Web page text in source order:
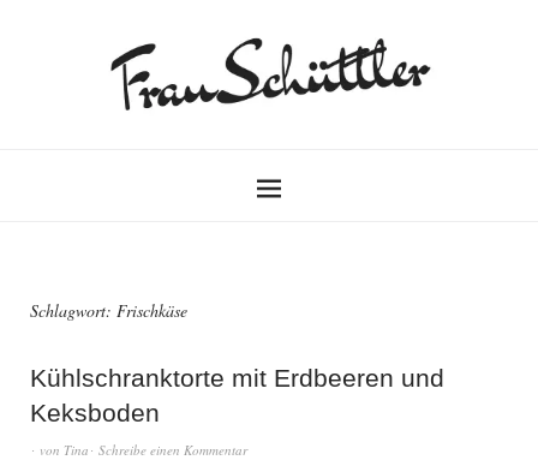
Schlagwort: Frischkäse
Kühlschranktorte mit Erdbeeren und
Keksboden
von Tina Schreibe einen Kommentar